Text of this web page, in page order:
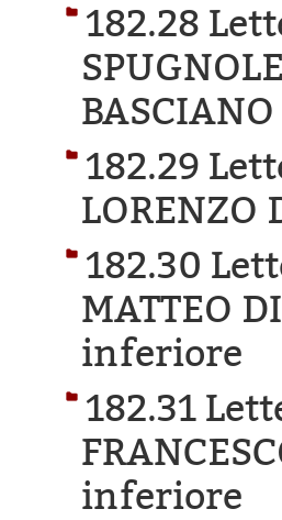
182.28
182.29
LORENZO
182.30
MATTEO
inferiore
182.31
inferiore